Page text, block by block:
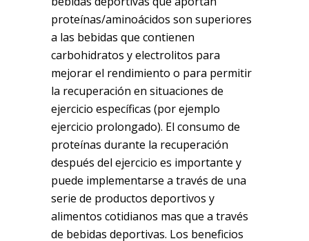
proteínas/aminoácidos son superiores
a las bebidas que contienen
carbohidratos y electrolitos para
mejorar el rendimiento o para permitir
la recuperación en situaciones de
ejercicio específicas (por ejemplo
ejercicio prolongado). El consumo de
proteínas durante la recuperación
después del ejercicio es importante y
puede implementarse a través de una
serie de productos deportivos y
alimentos cotidianos mas que a través
de bebidas deportivas. Los beneficios